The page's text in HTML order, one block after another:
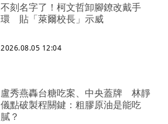
不刻名字了！柯文哲卸腳鐐改戴手
環 貼「萊爾校長」示威
2026.08.05 12:04
盧秀燕轟台糖吃案、中央蓋牌 林靜
儀點破製程關鍵：粗膠原油是能吃
膩？